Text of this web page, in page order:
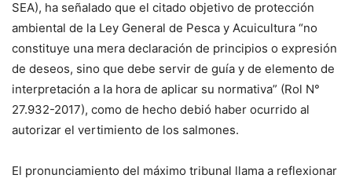
SEA), ha señalado que el citado objetivo de protección
ambiental de la Ley General de Pesca y Acuicultura “no
constituye una mera declaración de principios o expresión
de deseos, sino que debe servir de guía y de elemento de
interpretación a la hora de aplicar su normativa” (Rol N°
27.932-2017), como de hecho debió haber ocurrido al
autorizar el vertimiento de los salmones.
El pronunciamiento del máximo tribunal llama a reflexionar